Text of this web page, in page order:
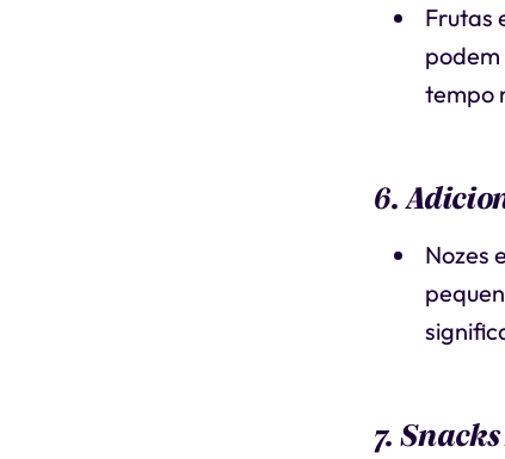
Frutas
podem
tempo
6.
Nozes
7.